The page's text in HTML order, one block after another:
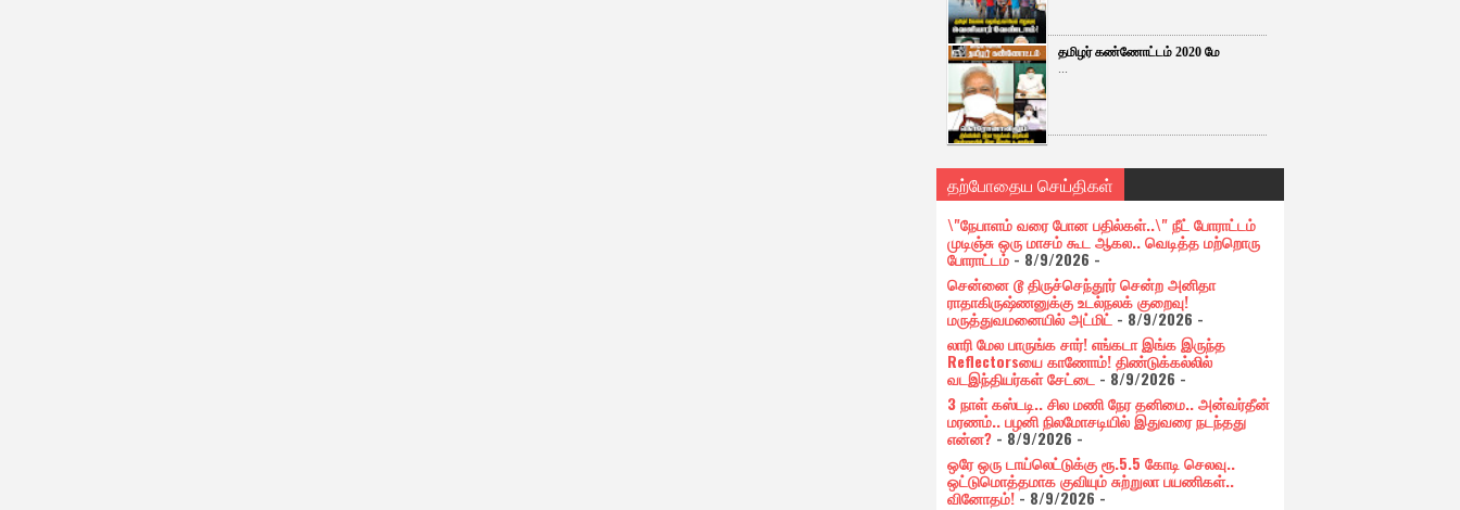
தமிழர் கண்ணோட்டம் 2020 மே
...
தற்போதைய செய்திகள்
\"நேபாளம் வரை போன பதில்கள்..\" நீட் போராட்டம்
முடிஞ்சு ஒரு மாசம் கூட ஆகல.. வெடித்த மற்றொரு
போராட்டம்- 8/9/2026 -
சென்னை டூ திருச்செந்தூர் சென்ற அனிதா
ராதாகிருஷ்ணனுக்கு உடல்நலக் குறைவு!
மருத்துவமனையில் அட்மிட் - 8/9/2026 -
லாரி மேல பாருங்க சார்! எங்கடா இங்க இருந்த
Reflectorsயை காணோம்! திண்டுக்கல்லில்
வடஇந்தியர்கள் சேட்டை - 8/9/2026 -
3 நாள் கஸ்டடி.. சில மணி நேர தனிமை.. அன்வர்தீன்
மரணம்.. பழனி நிலமோசடியில் இதுவரை நடந்தது
என்ன? - 8/9/2026 -
ஒரே ஒரு டாய்லெட்டுக்கு ரூ.5.5 கோடி செலவு..
ஒட்டுமொத்தமாக குவியும் சுற்றுலா பயணிகள்..
வினோதம்!- 8/9/2026-